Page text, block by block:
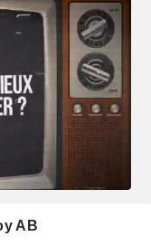
AB